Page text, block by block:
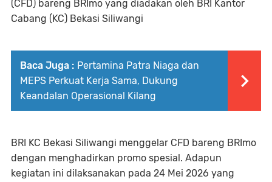
(CFD) bareng BRImo yang diadakan oleh BRI Kantor
Cabang (KC) Bekasi Siliwangi
Baca Juga : Pertamina Patra Niaga dan
MEPS Perkuat Kerja Sama, Dukung
Keandalan Operasional Kilang
BRI KC Bekasi Siliwangi menggelar CFD bareng BRImo
dengan menghadirkan promo spesial. Adapun
kegiatan ini dilaksanakan pada 24 Mei 2026 yang